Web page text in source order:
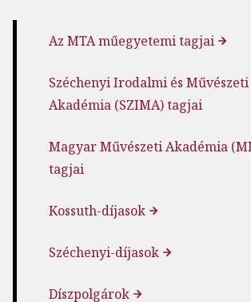
Az MTA műegyetemi tagjai
Széchenyi Irodalmi és Művészeti
Akadémia (SZIMA) tagjai
Magyar Művészeti Akadémia
tagjai
Kossuth-díjasok
Széchenyi-díjasok
Díszpolgárok